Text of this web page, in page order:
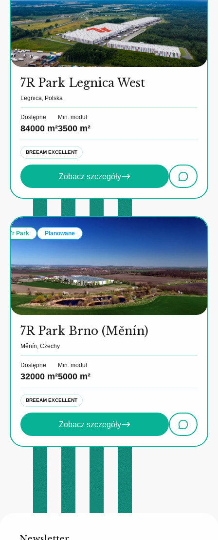
7R Park Legnica West
Legnica, Polska
Dostępne
84000 m²
Min. moduł
3500 m²
BREEAM EXCELLENT
Zobacz szczegóły
7r Park Planowane
7R Park Brno (Měnín)
Měnín, Czechy
Dostępne
32000 m²
Min. moduł
5000 m²
BREEAM EXCELLENT
Zobacz szczegóły